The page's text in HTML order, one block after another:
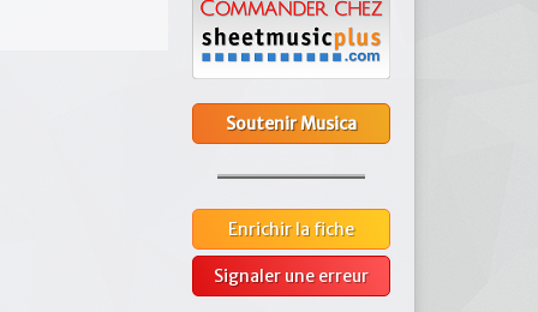
Soutenir Musica
Enrichir la fiche
Signaler une erreur